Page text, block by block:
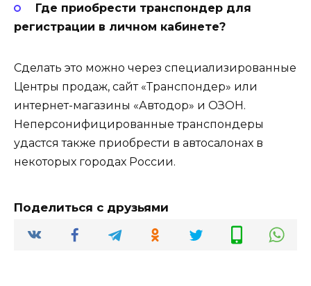
Где приобрести транспондер для
регистрации в личном кабинете?
Сделать это можно через специализированные
Центры продаж, сайт «Транспондер» или
интернет-магазины «Автодор» и ОЗОН.
Неперсонифицированные транспондеры
удастся также приобрести в автосалонах в
некоторых городах России.
Поделиться с друзьями